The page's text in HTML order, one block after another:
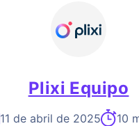
Plixi Equipo
11 de abril de 2025 10